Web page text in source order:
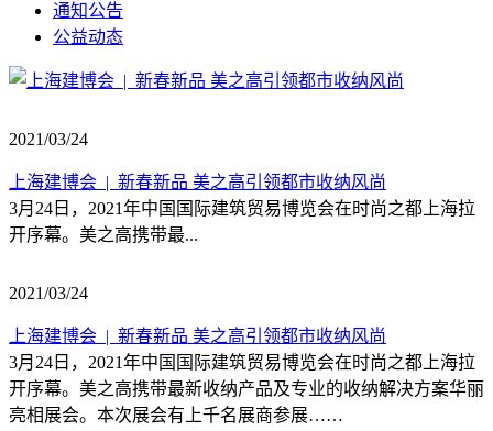
通知公告
公益动态
2021/03/24
上海建博会 | 新春新品 美之高引领都市收纳风尚
3月24日，2021年中国国际建筑贸易博览会在时尚之都上海拉
开序幕。美之高携带最...
2021/03/24
上海建博会 | 新春新品 美之高引领都市收纳风尚
3月24日，2021年中国国际建筑贸易博览会在时尚之都上海拉
开序幕。美之高携带最新收纳产品及专业的收纳解决方案华丽
亮相展会。本次展会有上千名展商参展……